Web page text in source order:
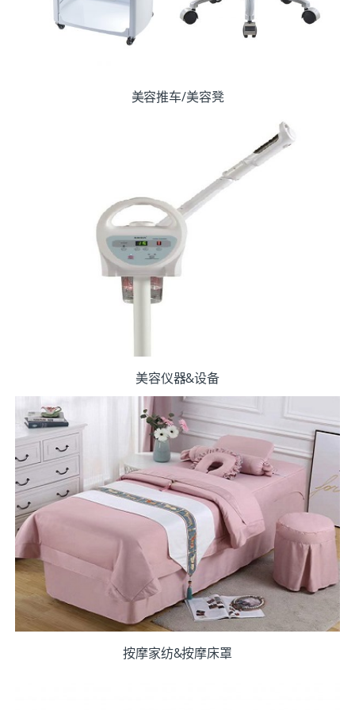
美容推车/美容凳
美容仪器&设备
按摩家纺&按摩床罩